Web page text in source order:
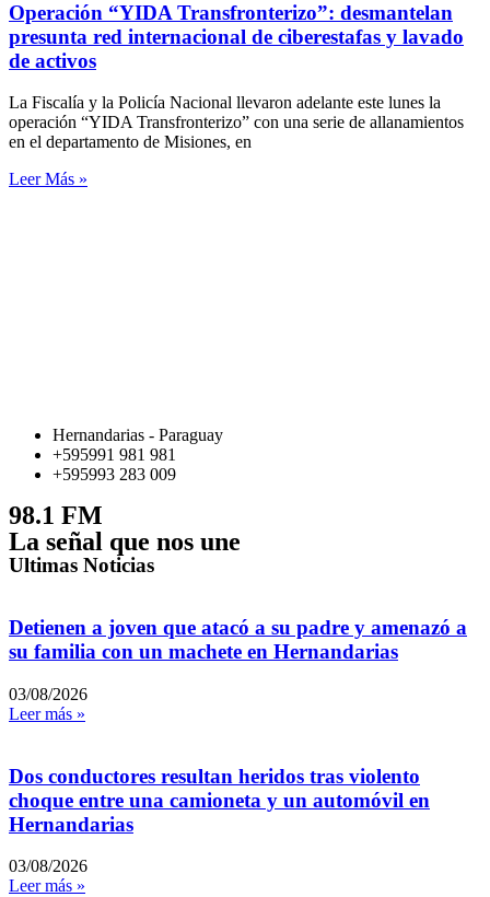
Operación “YIDA Transfronterizo”: desmantelan
presunta red internacional de ciberestafas y lavado
de activos
La Fiscalía y la Policía Nacional llevaron adelante este lunes la
operación “YIDA Transfronterizo” con una serie de allanamientos
en el departamento de Misiones, en
Leer Más »
Hernandarias - Paraguay
+595991 981 981
+595993 283 009
98.1 FM
La señal que nos une
Ultimas Noticias
Detienen a joven que atacó a su padre y amenazó a
su familia con un machete en Hernandarias
03/08/2026
Leer más »
Dos conductores resultan heridos tras violento
choque entre una camioneta y un automóvil en
Hernandarias
03/08/2026
Leer más »